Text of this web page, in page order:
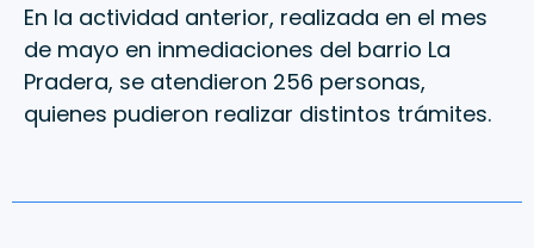
En la actividad anterior, realizada en el mes
de mayo en inmediaciones del barrio La
Pradera, se atendieron 256 personas,
quienes pudieron realizar distintos trámites.